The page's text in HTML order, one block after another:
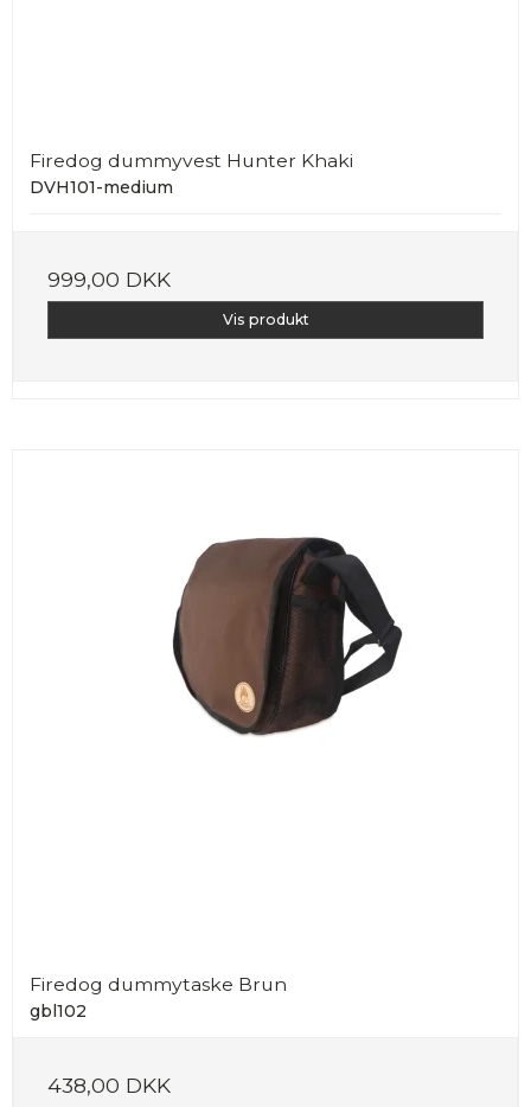
Firedog dummyvest Hunter Khaki
DVH101-medium
999,00 DKK
Vis produkt
Firedog dummytaske Brun
gbl102
438,00 DKK